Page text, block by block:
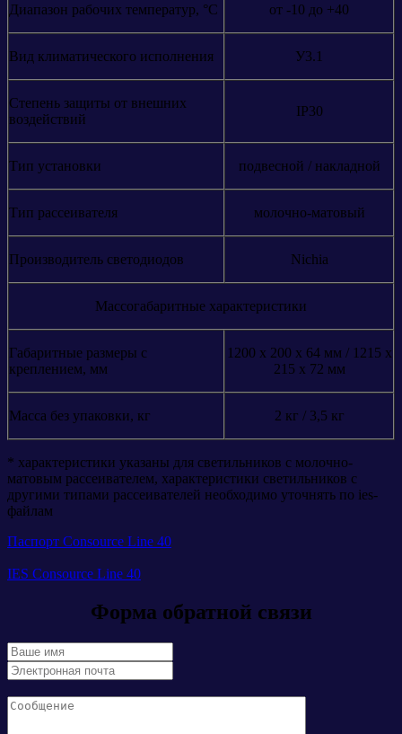
Диапазон рабочих температур, °С от -10 до +40
Вид климатического исполнения У3.1
Степень защиты от внешних
воздействий
IP30
Тип установки подвесной / накладной
Тип рассеивателя молочно-матовый
Производитель светодиодов Nichia
Массогабаритные характеристики
Габаритные размеры с
креплением, мм
1200 х 200 х 64 мм / 1215 х
215 х 72 мм
Масса без упаковки, кг 2 кг / 3,5 кг
* характеристики указаны для светильников с молочно-
матовым рассеивателем, характеристики светильников с
другими типами рассеивателей необходимо уточнять по ies-
файлам
Паспорт Consource Line 40
IES Consource Line 40
Форма обратной связи